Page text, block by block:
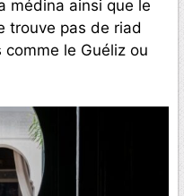
médina ainsi que le
trouve pas de riad
le Guéliz ou